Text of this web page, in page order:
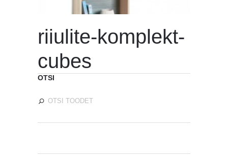
riiulite-komplekt-
cubes
OTSI